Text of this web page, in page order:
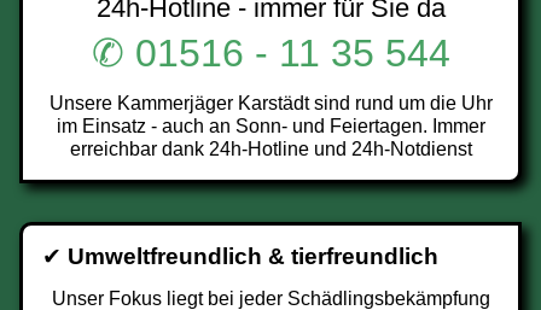
24h-Hotline - immer für Sie da
✆ 01516 - 11 35 544
Unsere Kammerjäger Karstädt sind rund um die Uhr
im Einsatz - auch an Sonn- und Feiertagen. Immer
erreichbar dank 24h-Hotline und 24h-Notdienst
✔ Umweltfreundlich & tierfreundlich
Unser Fokus liegt bei jeder Schädlingsbekämpfung